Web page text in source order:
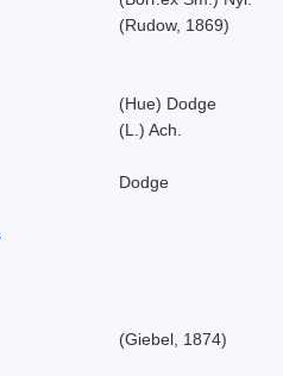
(Rudow, 1869)
(Hue) Dodge
(L.) Ach.
Dodge
(Giebel, 1874)